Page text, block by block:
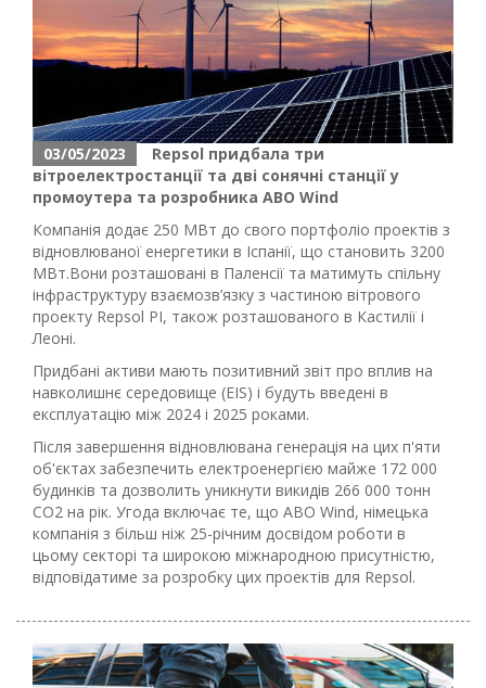
03/05/2023
Repsol придбала три
вітроелектростанції та дві сонячні станції у
промоутера та розробника ABO Wind
Компанія додає 250 МВт до свого портфоліо проектів з
відновлюваної енергетики в Іспанії, що становить 3200
МВт.Вони розташовані в Паленсії та матимуть спільну
інфраструктуру взаємозв’язку з частиною вітрового
проекту Repsol PI, також розташованого в Кастилії і
Леоні.
Придбані активи мають позитивний звіт про вплив на
навколишнє середовище (EIS) і будуть введені в
експлуатацію між 2024 і 2025 роками.
Після завершення відновлювана генерація на цих п'яти
об'єктах забезпечить електроенергією майже 172 000
будинків та дозволить уникнути викидів 266 000 тонн
CO2 на рік. Угода включає те, що ABO Wind, німецька
компанія з більш ніж 25-річним досвідом роботи в
цьому секторі та широкою міжнародною присутністю,
відповідатиме за розробку цих проектів для Repsol.